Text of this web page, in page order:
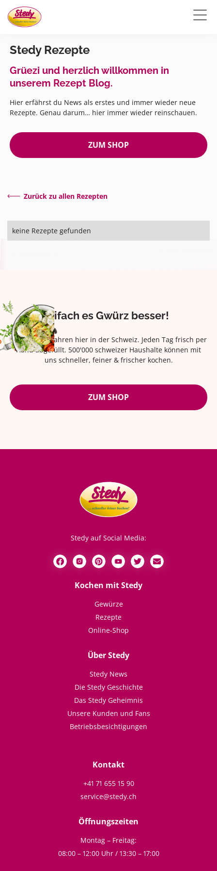
Stedy Rezepte
Grüezi und herzlich willkommen in
unserem Rezept Blog.
Hier erfährst du News als erstes und immer wieder neue
Rezepte. Genau darum… hier immer wieder reinschauen.
ZUM SHOP
Zurück zu allen Rezepten
keine Rezepte gefunden
Eifach es Gwürz besser!
Seit über 42 Jahren hier in der Schweiz. Jeden Tag frisch per
Hand abgefüllt. 500'000 schweizer Haushalte können mit
uns schneller, feiner & frischer kochen.
ZUM SHOP
Stedy auf Social Media:
Kochen mit Stedy
Gewürze
Rezepte
Online-Shop
Über Stedy
Stedy News
Die Stedy Geschichte
Das Stedy Geheimnis
Unsere Kunden und Fans
Betriebsbesichtigungen
Kontakt
+41 71 655 15 90
service@stedy.ch
Öffnungszeiten
Montag – Freitag:
08:00 – 12:00 Uhr / 13:30 – 17:00